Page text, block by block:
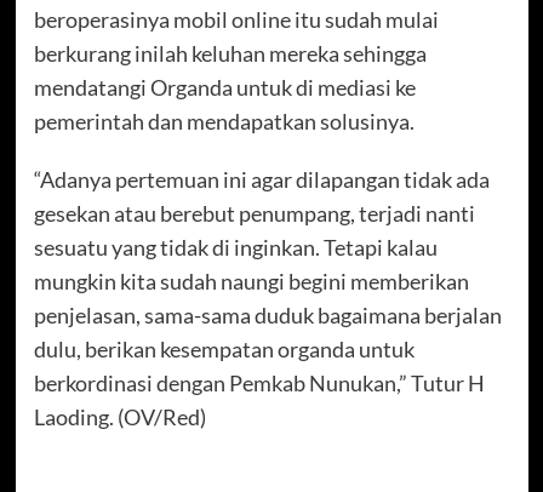
beroperasinya mobil online itu sudah mulai
berkurang inilah keluhan mereka sehingga
mendatangi Organda untuk di mediasi ke
pemerintah dan mendapatkan solusinya.
“Adanya pertemuan ini agar dilapangan tidak ada
gesekan atau berebut penumpang, terjadi nanti
sesuatu yang tidak di inginkan. Tetapi kalau
mungkin kita sudah naungi begini memberikan
penjelasan, sama-sama duduk bagaimana berjalan
dulu, berikan kesempatan organda untuk
berkordinasi dengan Pemkab Nunukan,” Tutur H
Laoding. (OV/Red)